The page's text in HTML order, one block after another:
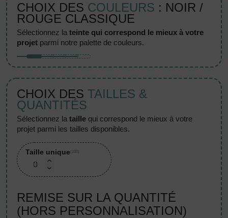
CHOIX DES COULEURS : NOIR /
ROUGE CLASSIQUE
sélectionnez lateinte qui correspond le mieux à votre
projet parmi notre palette de couleurs.
CHOIX DES TAILLES &
QUANTITÉS
sélectionnez lataille qui correspond le mieux à votre
projet parmi les tailles disponibles.
Taille unique (100)
REMISE SUR LA QUANTITÉ
(HORS PERSONNALISATION)